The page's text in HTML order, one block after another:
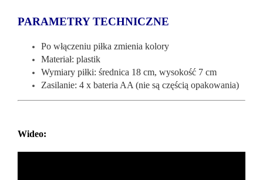
PARAMETRY TECHNICZNE
Po włączeniu piłka zmienia kolory
Materiał: plastik
Wymiary piłki: średnica 18 cm, wysokość 7 cm
Zasilanie: 4 x bateria AA (nie są częścią opakowania)
Wideo: